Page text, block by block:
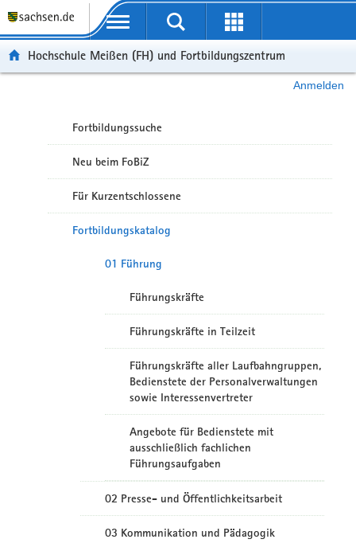
Portalübergreifende Navigation
Hochschule Meißen (FH) und Fortbildungszentrum
Anmelden
Fortbildungssuche
Neu beim FoBiZ
Für Kurzentschlossene
Fortbildungskatalog
01 Führung
Führungskräfte
Führungskräfte in Teilzeit
Führungskräfte aller Laufbahngruppen,
Bedienstete der Personalverwaltungen
sowie Interessenvertreter
Angebote für Bedienstete mit
ausschließlich fachlichen
Führungsaufgaben
02 Presse- und Öffentlichkeitsarbeit
03 Kommunikation und Pädagogik